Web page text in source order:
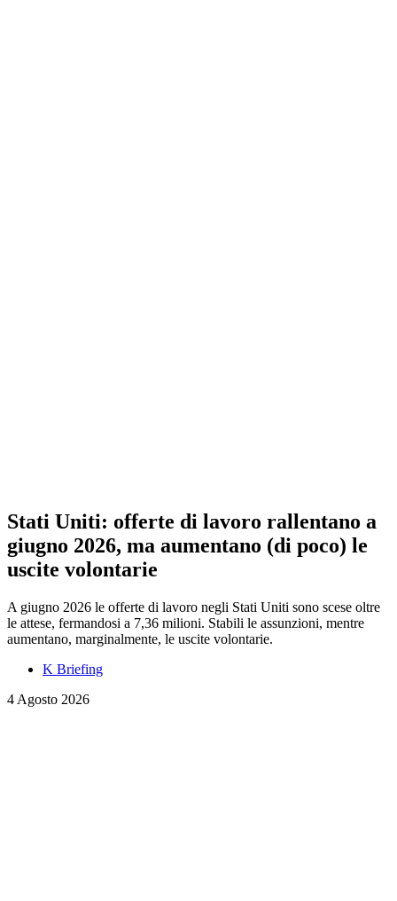
Stati Uniti: offerte di lavoro rallentano a
giugno 2026, ma aumentano (di poco) le
uscite volontarie
A giugno 2026 le offerte di lavoro negli Stati Uniti sono scese oltre
le attese, fermandosi a 7,36 milioni. Stabili le assunzioni, mentre
aumentano, marginalmente, le uscite volontarie.
K Briefing
4 Agosto 2026